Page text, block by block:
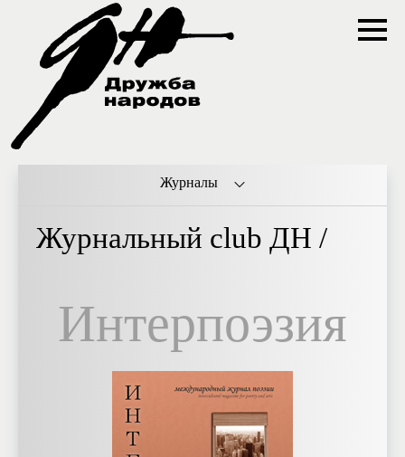
Журналы
Журнальный club ДН /
Интерпоэзия